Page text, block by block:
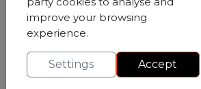
Życzymy udanej wyprawy i
Borówkowej Góry!
V současné době nejsou
improve your browsing
experience.
Settings Accept